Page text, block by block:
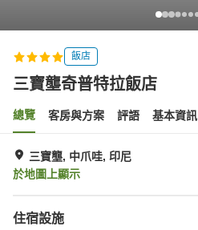
飯店
三寶壟奇普特拉飯店
總覽 客房與方案 評語 基本資訊
三寶壟, 中爪哇, 印尼
於地圖上顯示
住宿設施